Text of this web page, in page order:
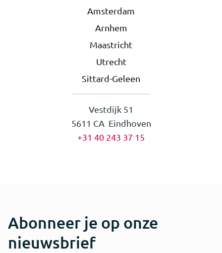
Amsterdam
Arnhem
Maastricht
Utrecht
Sittard-Geleen
Vestdijk 51
5611 CA Eindhoven
+31 40 243 37 15
Abonneer je op onze
nieuwsbrief